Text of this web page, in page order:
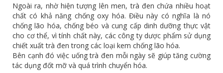
Ngoài ra, nhờ hiện tượng lên men, trà đen chứa nhiều hoạt
chất có khả năng chống oxy hóa. Điều này có nghĩa là nó
chống lão hóa, chống béo và cung cấp dinh dưỡng thực vật
cho cơ thể, vì tính chất này, các công ty dược phẩm sử dụng
chiết xuất trà đen trong các loại kem chống lão hóa.
Bên cạnh đó việc uống trà đen mỗi ngày sẽ giúp tăng cường
tác dụng đốt mỡ và quá trình chuyển hóa.